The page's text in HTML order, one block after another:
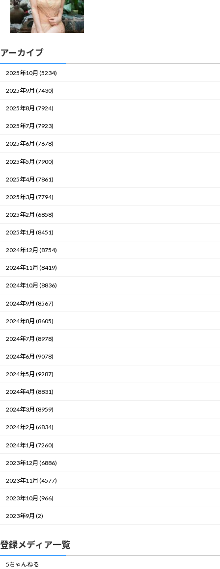
アーカイブ
2025年10月 (5234)
2025年9月 (7430)
2025年8月 (7924)
2025年7月 (7923)
2025年6月 (7678)
2025年5月 (7900)
2025年4月 (7861)
2025年3月 (7794)
2025年2月 (6858)
2025年1月 (8451)
2024年12月 (8754)
2024年11月 (8419)
2024年10月 (8836)
2024年9月 (8567)
2024年8月 (8605)
2024年7月 (8978)
2024年6月 (9078)
2024年5月 (9287)
2024年4月 (8831)
2024年3月 (8959)
2024年2月 (6834)
2024年1月 (7260)
2023年12月 (6886)
2023年11月 (4577)
2023年10月 (966)
2023年9月 (2)
登録メディア一覧
5ちゃんねる